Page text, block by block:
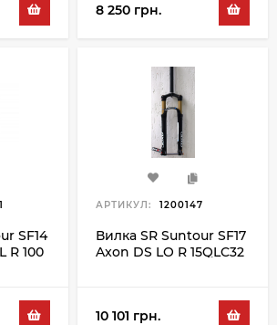
8 250 грн.
SF14
R 100
АРТИКУЛ: 1200147
Вилка SR Suntour SF17
Axon DS LO R 15QLC32
10 101 грн.